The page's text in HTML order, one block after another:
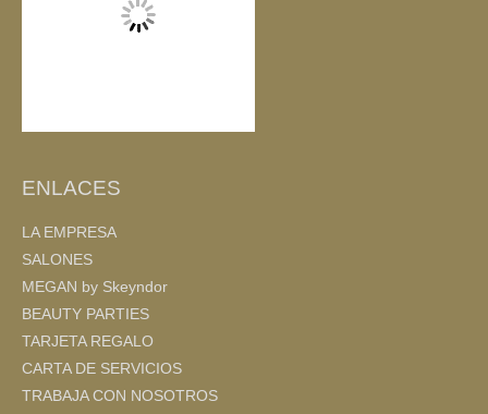
ENLACES
LA EMPRESA
SALONES
MEGAN by Skeyndor
BEAUTY PARTIES
TARJETA REGALO
CARTA DE SERVICIOS
TRABAJA CON NOSOTROS